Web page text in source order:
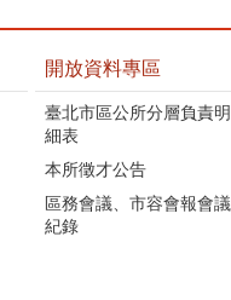
開放資料專區
臺北市區公所分層負責明
細表
本所徵才公告
區務會議、市容會報會議
紀錄